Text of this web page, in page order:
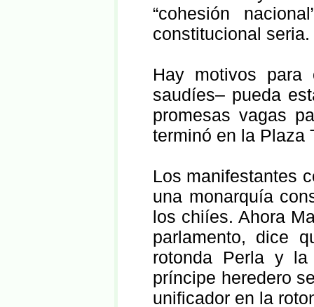
“cohesión
constitucional seria.
Hay motivos para
saudíes– pueda
promesas vagas
terminó en la Plaza
Los manifestantes
una monarquía
los chiíes. Ahora
parlamento, dice
rotonda Perla y
príncipe heredero
unificador en la